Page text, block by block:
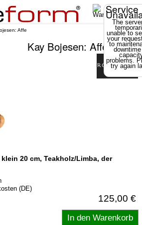
Service
The
unable to
your
to
problems.
try again
Affe
Kay Bojesen: Affe
20 cm, Teakholz/Limba, der
(DE)
125,00 €